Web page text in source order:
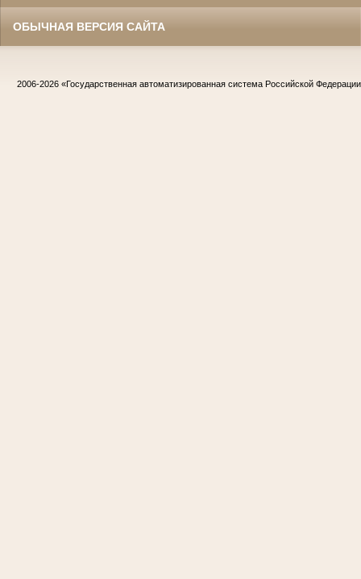
ОБЫЧНАЯ ВЕРСИЯ САЙТА
2006-2026 «Государственная автоматизированная система Российской